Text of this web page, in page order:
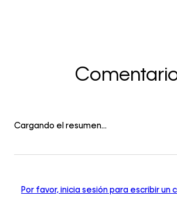
Cargando el resumen…
Por favor, inicia sesión para escribir un